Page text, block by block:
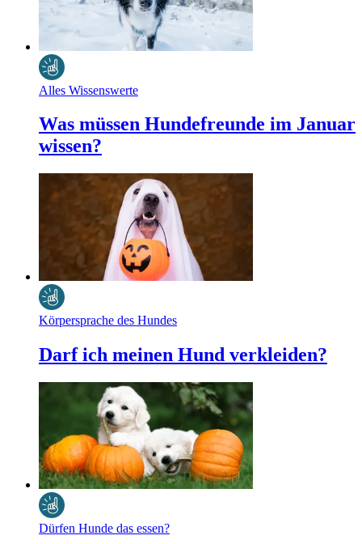
Alles Wissenswerte
Was müssen Hundefreunde im Januar
wissen?
Körpersprache des Hundes
Darf ich meinen Hund verkleiden?
Dürfen Hunde das essen?